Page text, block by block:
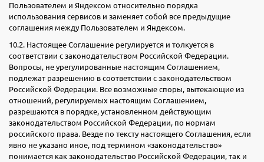
Пользователем и Яндексом относительно порядка
использования сервисов и заменяет собой все предыдущие
соглашения между Пользователем и Яндексом.
10.2. Настоящее Соглашение регулируется и толкуется в
соответствии с законодательством Российской Федерации.
Вопросы, не урегулированные настоящим Соглашением,
подлежат разрешению в соответствии с законодательством
Российской Федерации. Все возможные споры, вытекающие из
отношений, регулируемых настоящим Соглашением,
разрешаются в порядке, установленном действующим
законодательством Российской Федерации, по нормам
российского права. Везде по тексту настоящего Соглашения, если
явно не указано иное, под термином «законодательство»
понимается как законодательство Российской Федерации, так и